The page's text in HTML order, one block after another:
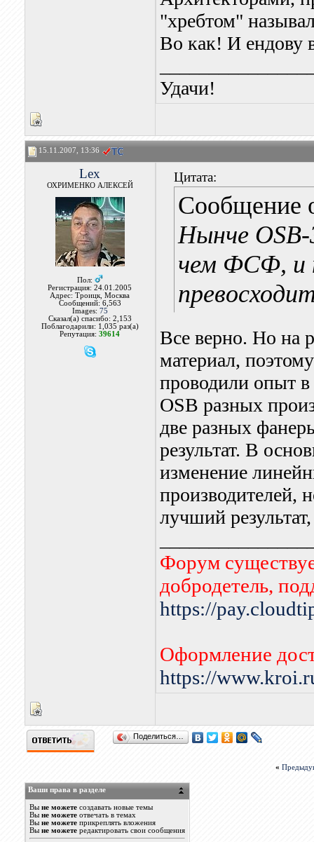
"хребтом"
Во как! И ендову
Удачи!
15.11.2007, 13:36
Lex
ОХРИМЕНКО АЛЕКСЕЙ
Пол:
Регистрация: 24.01.2005
Адрес: Троицк, Москва
Сообщений: 6,563
Images: 75
Сказал(а) спасибо: 2,153
Поблагодарили: 1,035 раз(а)
Репутация:39614
Цитата:
Сообщение
Нынче OSB-
чем ФСФ, и
Все верно. Но на
материал,
проводили опыт
OSB разных
две разных
результат. В
изменение
производителей,
лучший
Форум
добродетель,
https://
Оформление
https://
Поделиться…
«
Ваши права в разделе
Вы не можетесоздавать новые темы
Вы не можетеотвечать в темах
Вы не можетеприкреплять вложения
Вы не можетередактировать свои сообщения